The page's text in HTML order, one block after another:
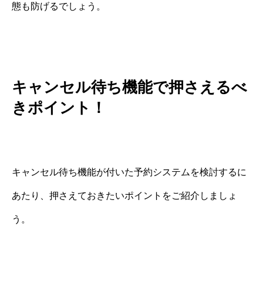
態も防げるでしょう。
キャンセル待ち機能で押さえるべ
きポイント！
キャンセル待ち機能が付いた予約システムを検討するに
あたり、押さえておきたいポイントをご紹介しましょ
う。